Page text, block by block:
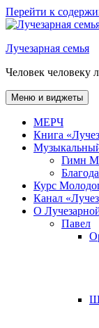
Перейти к
Лучезарная семья
Человек человеку
Меню и виджеты
МЕРЧ
Книга
Гимн
Курс
Канал
О
Павел